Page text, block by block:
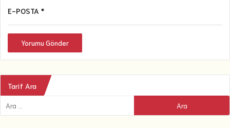
E-POSTA *
Yorumu Gönder
Tarif Ara